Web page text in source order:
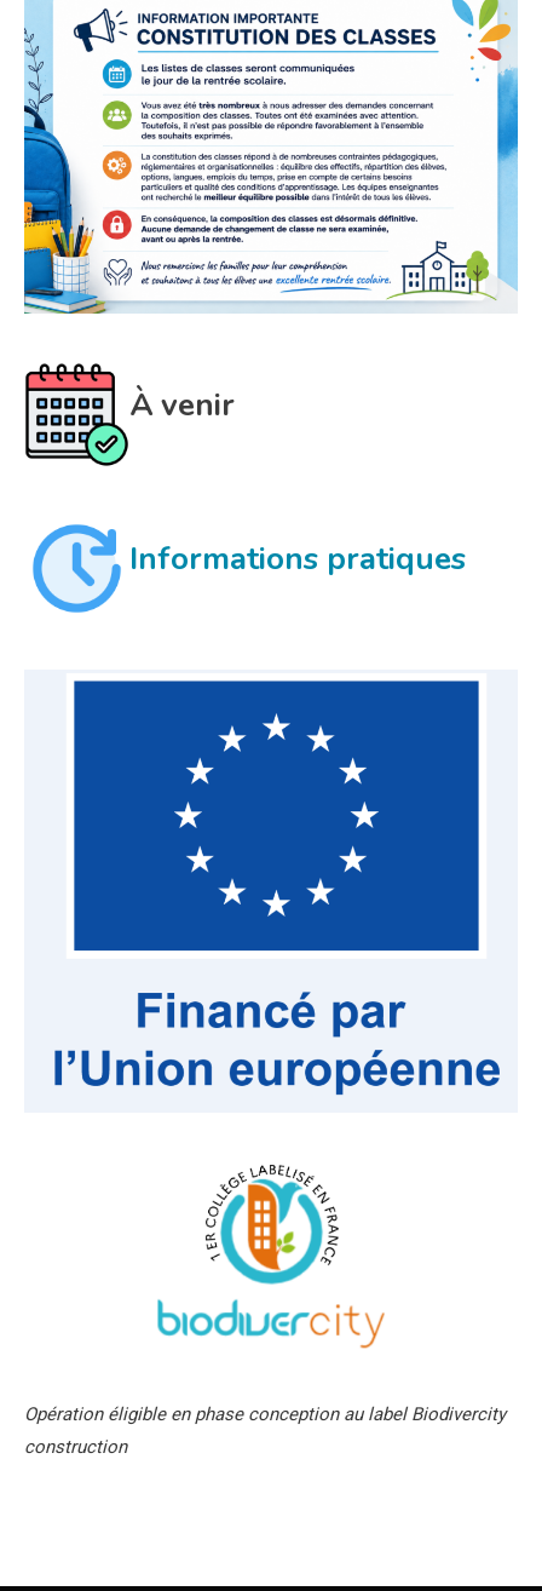
À venir
Informations pratiques
Opération éligible en phase conception au label Biodivercity
construction